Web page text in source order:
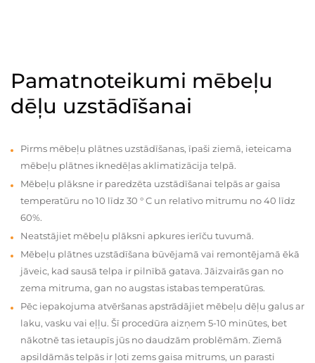
Pamatnoteikumi mēbeļu
dēļu uzstādīšanai
Pirms mēbeļu plātnes uzstādīšanas, īpaši ziemā, ieteicama
mēbeļu plātnes iknedēļas aklimatizācija telpā.
Mēbeļu plāksne ir paredzēta uzstādīšanai telpās ar gaisa
temperatūru no 10 līdz 30 ° C un relatīvo mitrumu no 40 līdz
60%.
Neatstājiet mēbeļu plāksni apkures ierīču tuvumā.
Mēbeļu plātnes uzstādīšana būvējamā vai remontējamā ēkā
jāveic, kad sausā telpa ir pilnībā gatava. Jāizvairās gan no
zema mitruma, gan no augstas istabas temperatūras.
Pēc iepakojuma atvēršanas apstrādājiet mēbeļu dēļu galus ar
laku, vasku vai eļļu. Šī procedūra aizņem 5-10 minūtes, bet
nākotnē tas ietaupīs jūs no daudzām problēmām. Ziemā
apsildāmās telpās ir ļoti zems gaisa mitrums, un parasti